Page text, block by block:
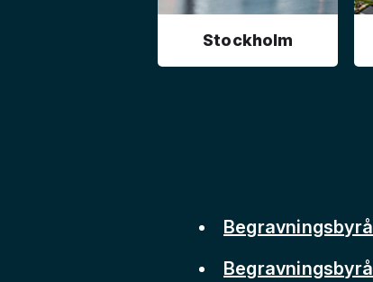
Stockholm